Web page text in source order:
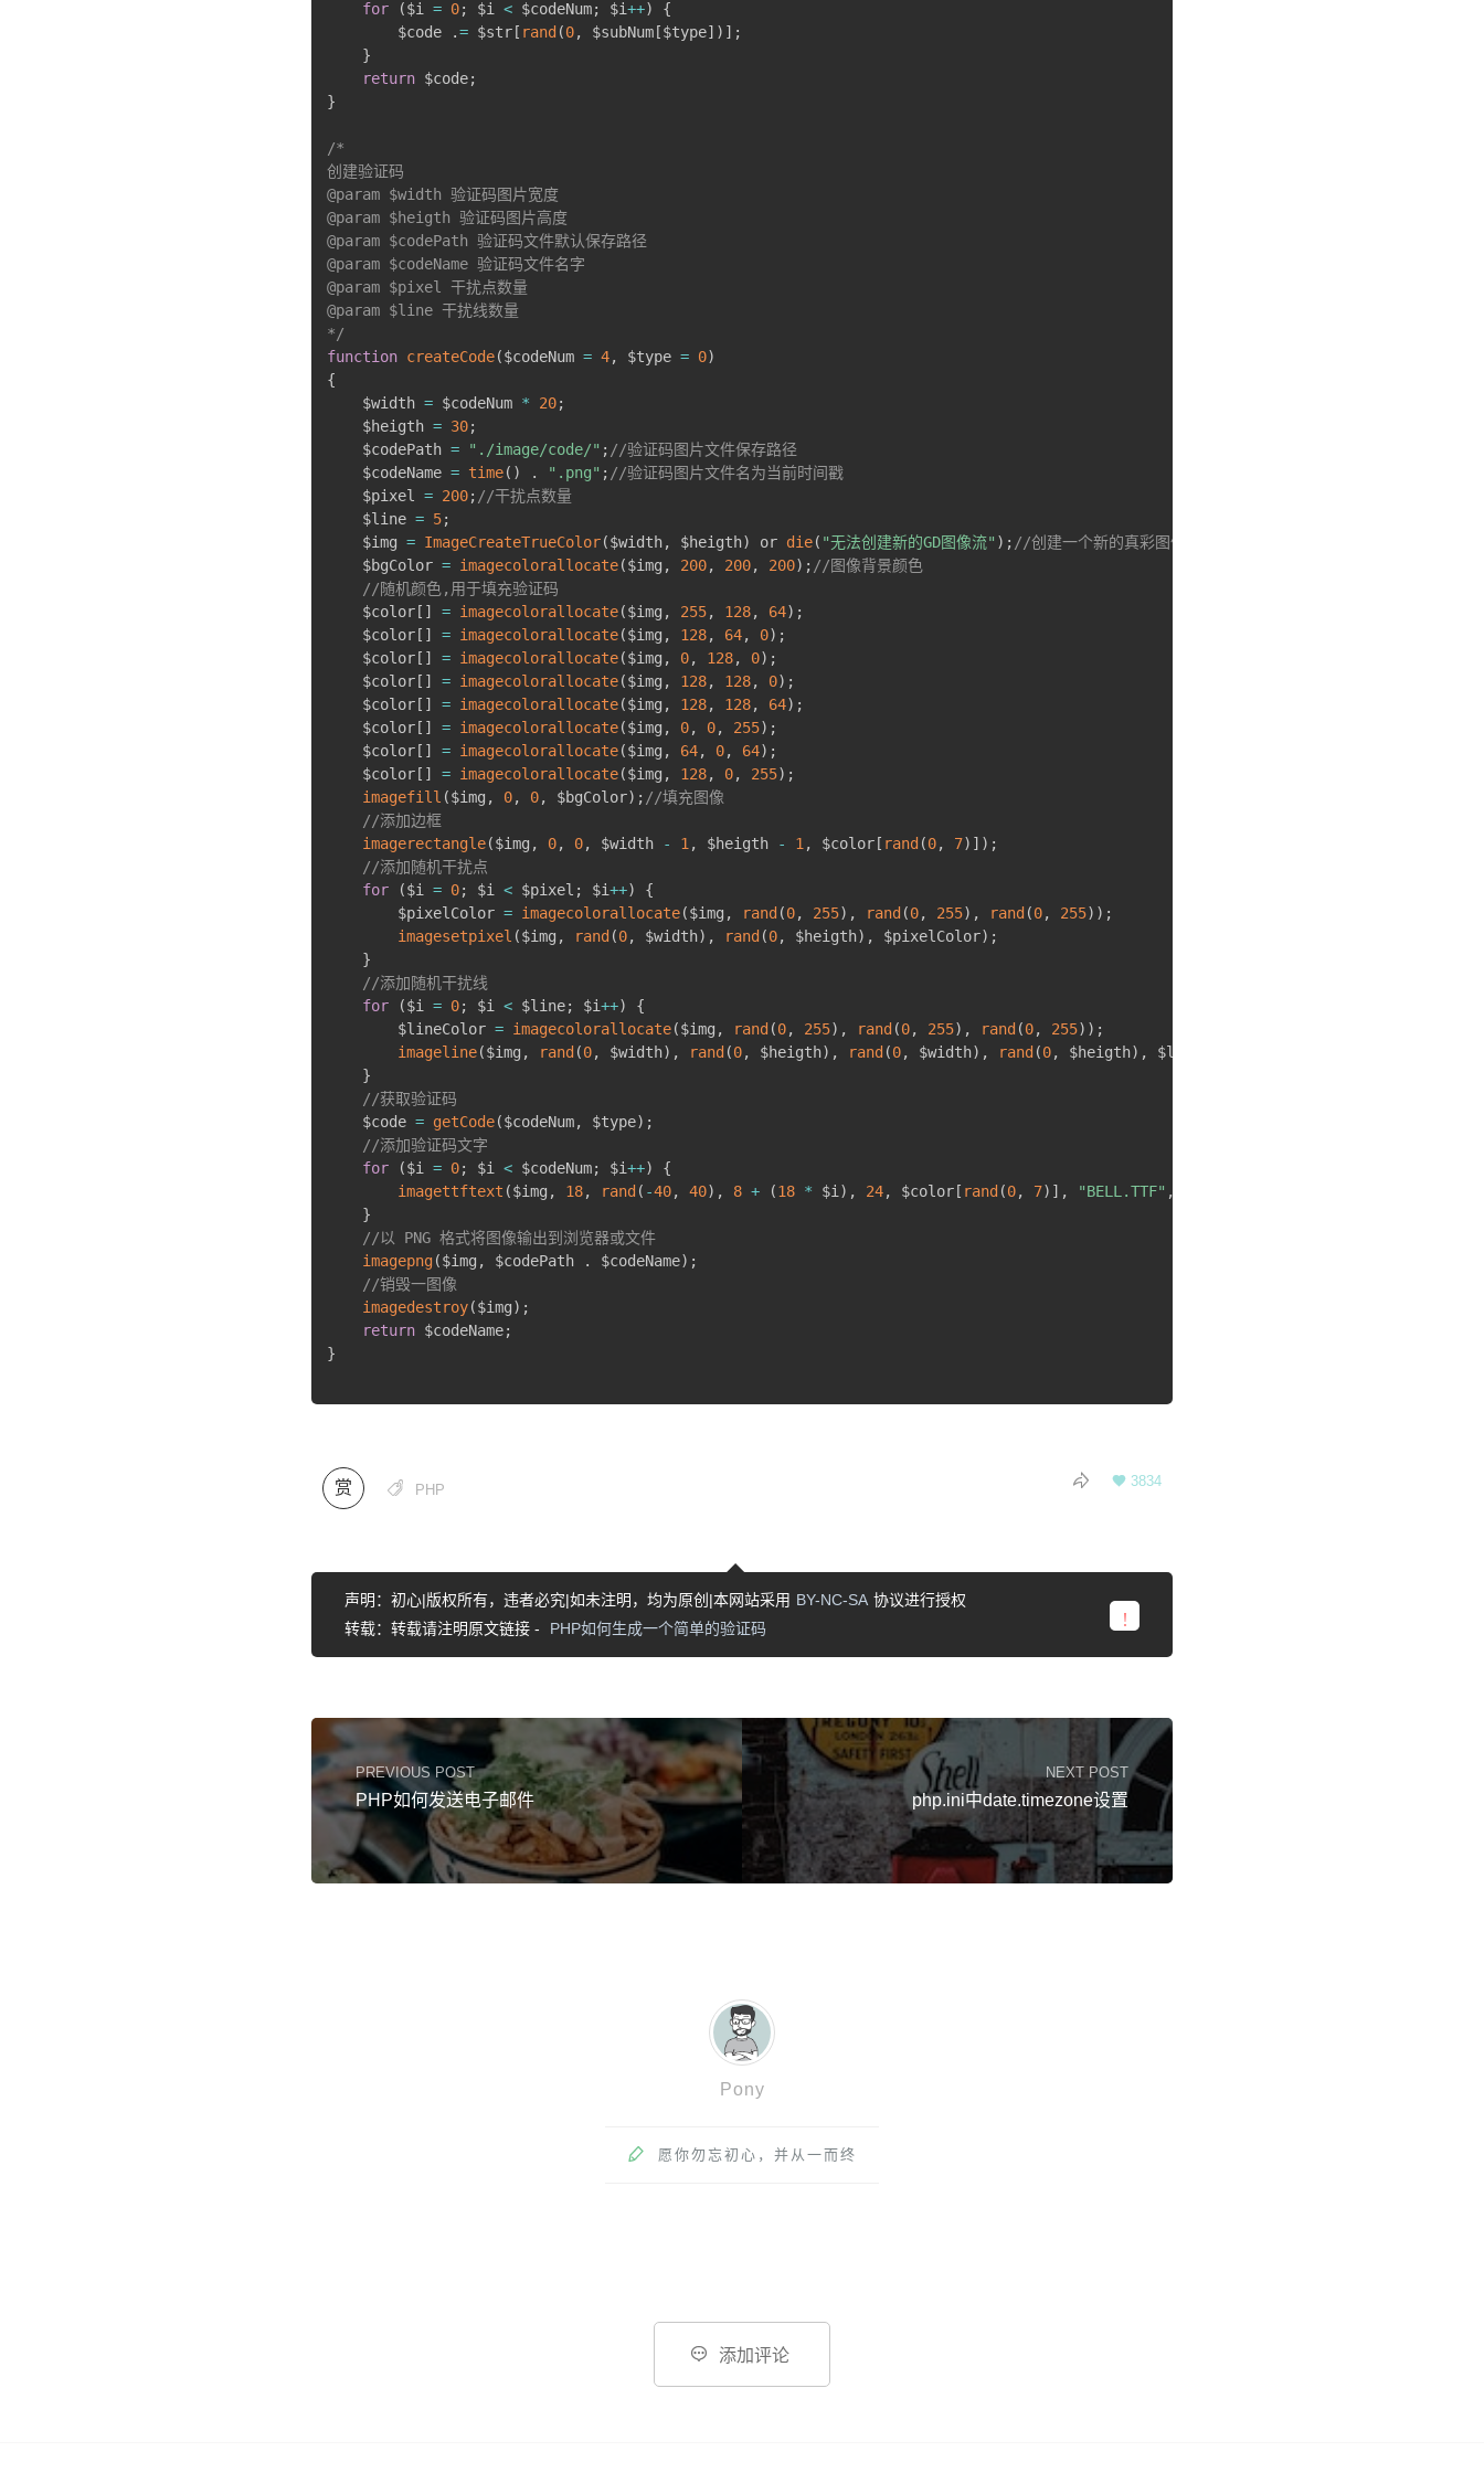
for ($i = 0; $i < $codeNum; $i++)
{
        $code
.= $str [ rand (0, $subNum [$type] ) ] ;
}
return $code;
}
/*
创建验证码
@param $width 验证码图片宽度
@param $heigth 验证码图片高度
@param $codePath 验证码文件默认保存路径
@param $codeName 验证码文件名字
@param $pixel 干扰点数量
@param $line 干扰线数量
*/
function createCode($codeNum = 4, $type = 0)
{
    $width
= $codeNum * 20;
    $heigth
= 30;
    $codePath
= "./image/code/" ; //验证码图片文件保存路径
    $codeName
= time( ) . ".png" ; //验证码图片文件名为当前时间戳
    $pixel
= 200; //干扰点数量
    $line
= 5;
    $img
= ImageCreateTrueColor($width, $heigth) or die( "无法创建新的GD图像流" ) ; //创建一个新的真彩图像
    $bgColor
= imagecolorallocate($img , 200, 200, 200) ; //图像背景颜色
//随机颜色,用于填充验证码
    $color
[ ] = imagecolorallocate($img , 255, 128, 64) ;
    $color
[ ] = imagecolorallocate($img , 128, 64, 0) ;
    $color
[ ] = imagecolorallocate($img , 0, 128, 0) ;
    $color
[ ] = imagecolorallocate($img , 128, 128, 0) ;
    $color
[ ] = imagecolorallocate($img , 128, 128, 64) ;
    $color
[ ] = imagecolorallocate($img , 0, 0, 255) ;
    $color
[ ] = imagecolorallocate($img , 64, 0, 64) ;
    $color
[ ] = imagecolorallocate($img , 128, 0, 255) ;
imagefill ($img , 0, 0, $bgColor) ; //填充图像
//添加边框
imagerectangle($img , 0, 0, $width - 1 , $heigth - 1 , $color [ rand (0, 7) ] ) ;
//添加随机干扰点
for
($i = 0; $i < $pixel ; $i++)
{
        $pixelColor
= imagecolorallocate($img , rand (0, 255) , rand (0, 255) , rand (0, 255) ) ;
imagesetpixel ($img , rand (0, $width) , rand (0, $heigth) , $pixelColor) ;
}
//添加随机干扰线
for
($i = 0; $i < $line; $i++)
{
        $lineColor
= imagecolorallocate($img , rand (0, 255) , rand (0, 255) , rand (0, 255) ) ;
imageline($img , rand (0, $width) , rand (0, $heigth) , rand (0, $width) , rand (0, $heigth) , $lineColor
}
//获取验证码
    $code
= getCode($codeNum, $type) ;
//添加验证码文字
for
($i = 0; $i < $codeNum; $i++)
{
imagettftext ($img , 18, rand ( -40, 40) , 8 + (18 * $i ) , 24, $color [ rand (0, 7) ] , "BELL.TTF" ,
}
//以 PNG 格式将图像输出到浏览器或文件
imagepng($img , $codePath . $codeName) ;
//销毁一图像
imagedestroy($img) ;
return $codeName;
}
 3834

赏  PHP
声明：初心|版权所有，违者必究|如未注明，均为原创|本网站采用 BY-NC-SA 协议进行授权
转载：转载请注明原文链接 -
PHP如何生成一个简单的验证码
PREVIOUS POST
PHP如何发送电子邮件
NEXT POST
php.ini中date.timezone设置
Pony
 愿你勿忘初心，并从一而终
 添加评论